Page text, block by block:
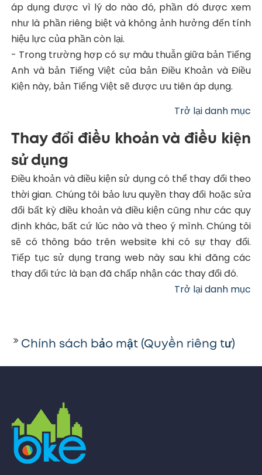
áp dụng được vì lý do nào đó, phần đó được xem
như là phần riêng biệt và không ảnh hưởng đến tính
hiệu lực của phần còn lại.
- Trong trường hợp có sự mâu thuẫn giữa bản Tiếng
Anh và bản Tiếng Việt của bản Điều Khoản và Điều
Kiện này, bản Tiếng Việt sẽ được ưu tiên áp dụng.
Trở lại danh mục
Thay đổi điều khoản và điều kiện
sử dụng
Điều khoản và điều kiện sử dụng có thể thay đổi theo
thời gian. Chúng tôi bảo lưu quyền thay đổi hoặc sửa
đổi bất kỳ điều khoản và điều kiện cũng như các quy
định khác, bất cứ lúc nào và theo ý mình. Chúng tôi
sẽ có thông báo trên website khi có sự thay đổi.
Tiếp tục sử dụng trang web này sau khi đăng các
thay đổi tức là bạn đã chấp nhận các thay đổi đó.
Trở lại danh mục
Chính sách bảo mật (Quyền riêng tư)